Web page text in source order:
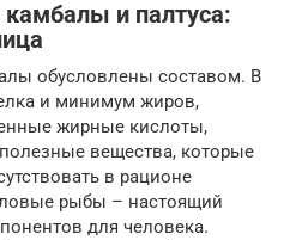
и палтуса:
обусловлены составом. В
и минимум жиров,
жирные кислоты,
вещества, которые
в рационе
рыбы – настоящий
для человека.